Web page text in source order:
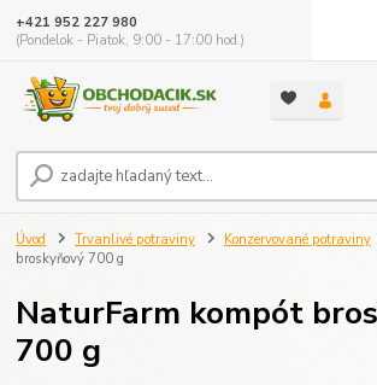
+421 952 227 980
(Pondelok - Piatok, 9:00 - 17:00 hod.)
Úvod Trvanlivé potraviny Konzervované potraviny
broskyňový 700 g
NaturFarm kompót
700 g